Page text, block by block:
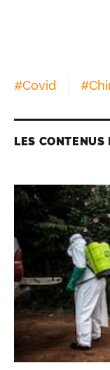
#Covid #
LES CONTENUS